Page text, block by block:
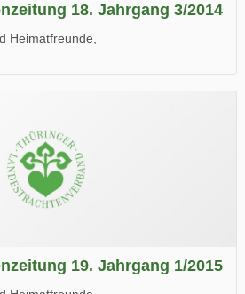
18. Jahrgang 3/2014
Heimatfreunde,
beim Lesen.
19. Jahrgang 1/2015